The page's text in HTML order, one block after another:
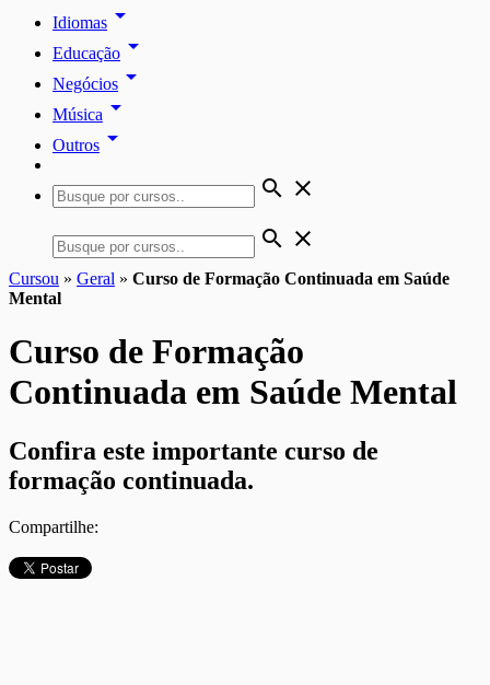
Idiomas arrow_drop_down
Educação arrow_drop_down
Negócios arrow_drop_down
Música arrow_drop_down
Outros arrow_drop_down
search close
search close
Cursou » Geral » Curso de Formação Continuada em Saúde
Mental
Curso de Formação
Continuada em Saúde Mental
Confira este importante curso de
formação continuada.
Compartilhe: